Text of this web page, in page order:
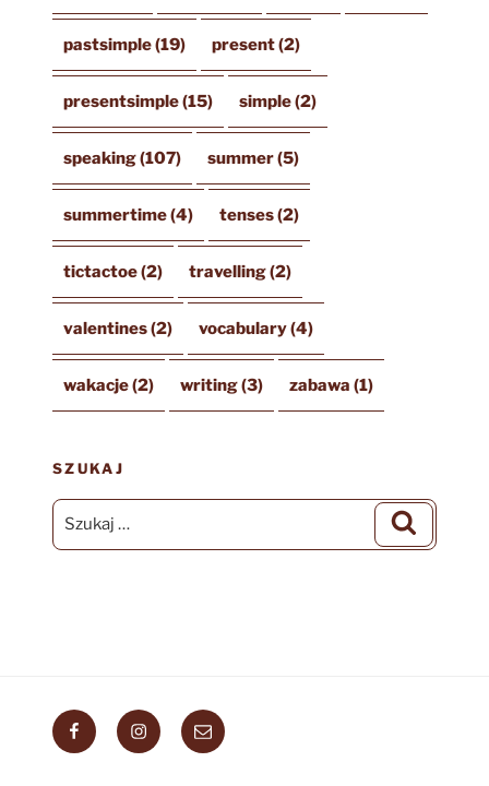
pastsimple(19) present(2)
presentsimple(15) simple(2)
speaking(107) summer(5)
summertime(4) tenses(2)
tictactoe(2) travelling(2)
valentines(2) vocabulary(4)
wakacje(2) writing(3) zabawa (1)
SZUKAJ
Szukaj:
FacebookInstagram
Email